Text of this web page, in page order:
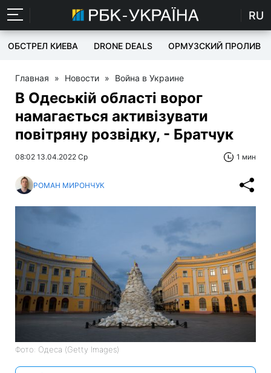
RU
ОБСТРЕЛ КИЕВА DRONE DEALS ОРМУЗСКИЙ ПРОЛИВ
Главная » Новости » Война в Украине
В Одеській області ворог
намагається активізувати
повітряну розвідку, - Братчук
08:02 13.04.2022 Ср 1 мин
РОМАН МИРОНЧУК
Фото: Одеса (Getty Images)